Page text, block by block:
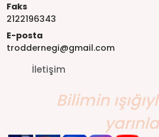
Faks
2122196343
E-posta
troddernegi@gmail.com
İletişim
Bilimin